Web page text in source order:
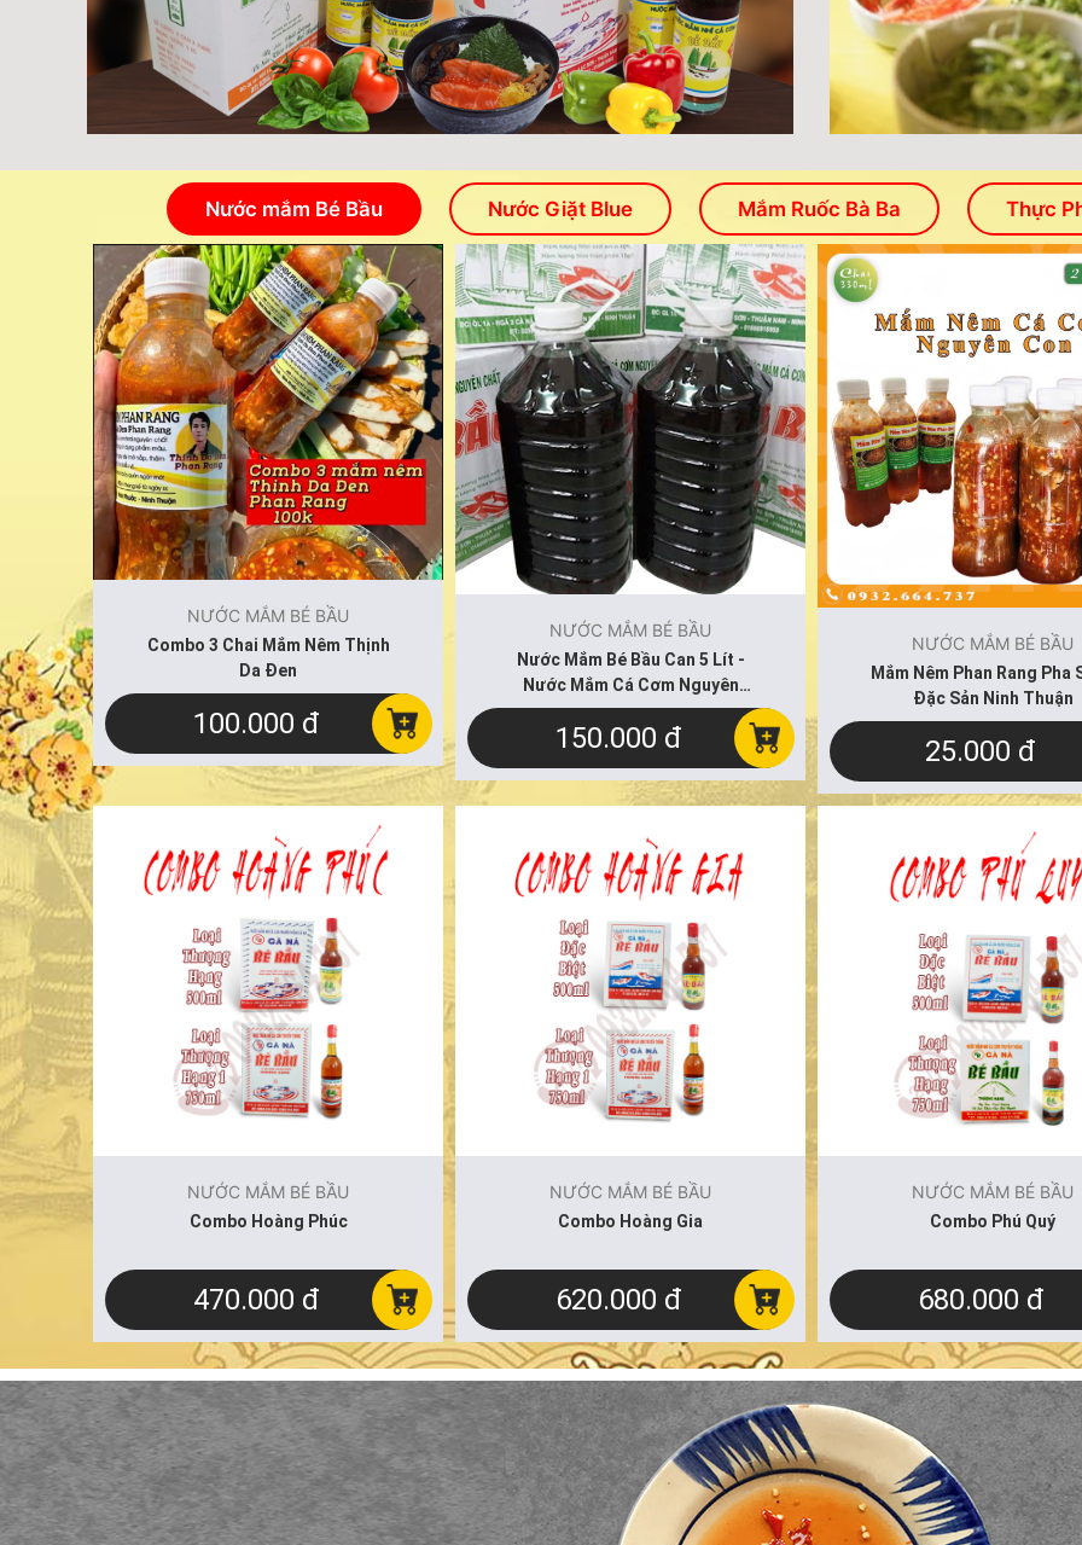
Nước mắm Bé Bầu Nước Giặt Blue Mắm Ruốc Bà Ba Thực
NƯỚC MẮM BÉ BẦU
Combo 3 Chai Mắm Nêm Thịnh
Da Đen
100.000 đ
NƯỚC MẮM BÉ BẦU
Nước Mắm Bé Bầu Can 5 Lít -
Nước Mắm Cá Cơm Nguyên
Chất
150.000 đ
NƯỚC MẮM BÉ BẦU
Mắm Nêm Phan Rang Pha
Đặc Sản Ninh Thuận
25.000 đ
NƯỚC MẮM BÉ BẦU
Combo Hoàng Phúc
470.000 đ
NƯỚC MẮM BÉ BẦU
Combo Hoàng Gia
620.000 đ
NƯỚC MẮM BÉ BẦU
Combo Phú Quý
680.000 đ